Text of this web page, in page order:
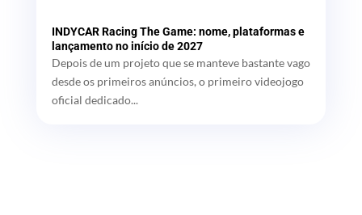
INDYCAR Racing The Game: nome, plataformas e
lançamento no início de 2027
Depois de um projeto que se manteve bastante vago
desde os primeiros anúncios, o primeiro videojogo
oficial dedicado...